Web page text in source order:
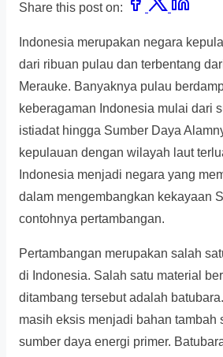
Share this post on:
Indonesia merupakan negara
dari ribuan pulau dan terbentang
Merauke. Banyaknya pulau
keberagaman Indonesia mulai dari
istiadat hingga Sumber Daya
kepulauan dengan wilayah laut
Indonesia menjadi negara yang
dalam mengembangkan kekayaan
contohnya pertambangan.
Pertambangan merupakan salah
di Indonesia. Salah satu material
ditambang tersebut adalah
masih eksis menjadi bahan tambah
sumber daya energi primer.